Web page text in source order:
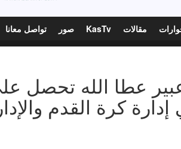
مقالات KasTv صور تواصل معانا
عطا الله تحصل
كرة القدم